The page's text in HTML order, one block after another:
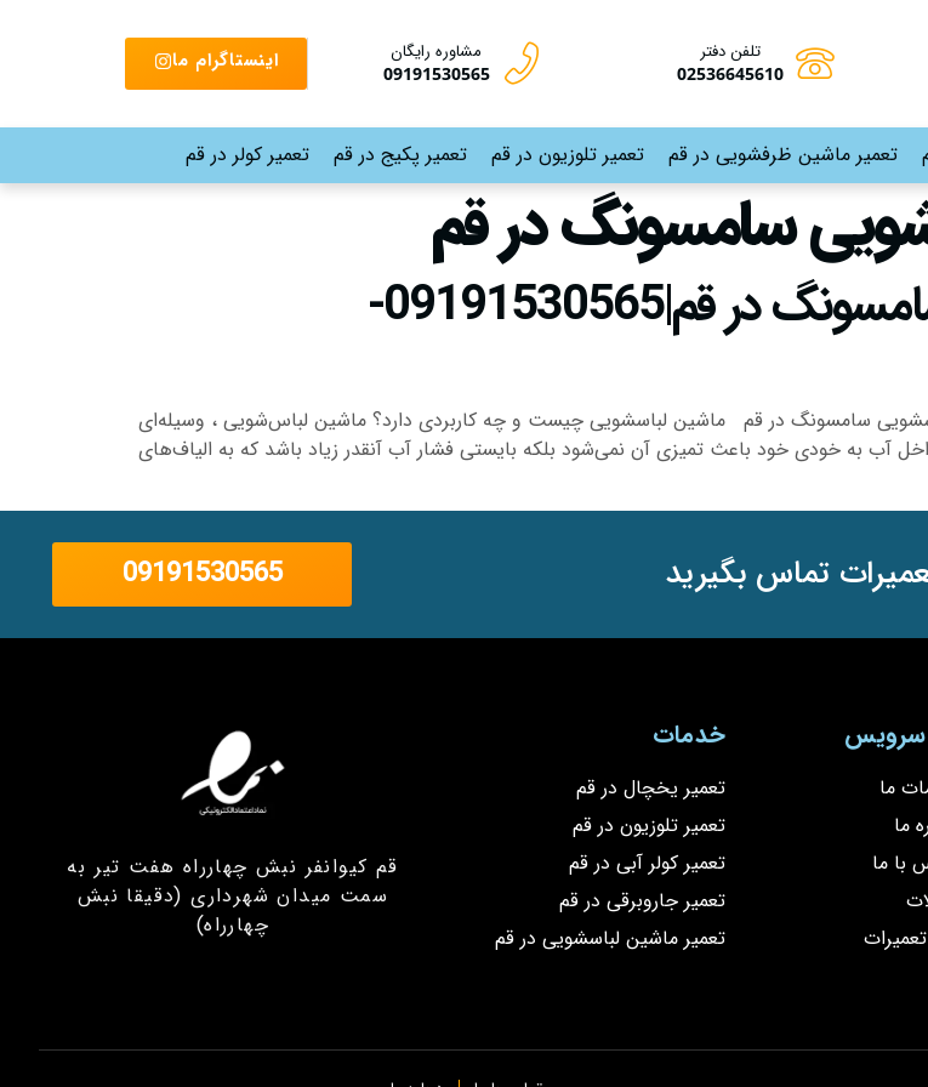
تلفن دفتر
02536645610
مشاوره رایگان
09191530565 اینستاگرام ما
تعمیر ماشین ظرفشویی در قم تعمیر تلوزیون در قم تعمیر پکیج در قم تعمیر کولر در قم
سامسونگ در قم
تعمیرکار مجاز ماشین لباسشویی سامسونگ در قم|09191530565-
سامسونگ در قم ماشین لباسشویی چیست و چه کاربردی دارد؟ ماشین لباس‌شویی ، وسیله‌ای
آب به خودی خود باعث تمیزی آن نمی‌شود بلکه بایستی فشار آب آنقدر زیاد باشد که به الیاف‌های
تماس بگیرید 09191530565
سرویس
ما
ما
با ما
خدمات
تعمیر یخچال در قم
تعمیر تلوزیون در قم
تعمیر کولر آبی در قم
تعمیر جاروبرقی در قم
تعمیر ماشین لباسشویی در قم
قم کیوانفر نبش چهارراه هفت تیر به
سمت میدان شهرداری (دقیقا نبش
چهارراه)